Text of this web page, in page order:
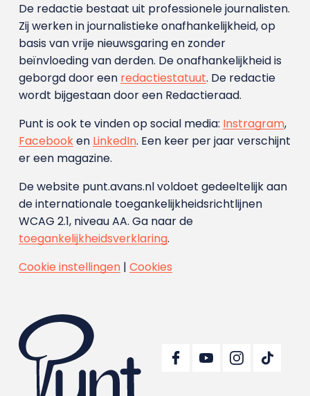
De redactie bestaat uit professionele journalisten.
Zij werken in journalistieke onafhankelijkheid, op
basis van vrije nieuwsgaring en zonder
beïnvloeding van derden. De onafhankelijkheid is
geborgd door een redactiestatuut. De redactie
wordt bijgestaan door een Redactieraad.
Punt is ook te vinden op social media: Instragram,
Facebooken LinkedIn. Een keer per jaar verschijnt
er een magazine.
De website punt.avans.nl voldoet gedeeltelijk aan
de internationale toegankelijkheidsrichtlijnen
WCAG 2.1, niveau AA. Ga naar de
toegankelijkheidsverklaring.
Cookie instellingen| Cookies